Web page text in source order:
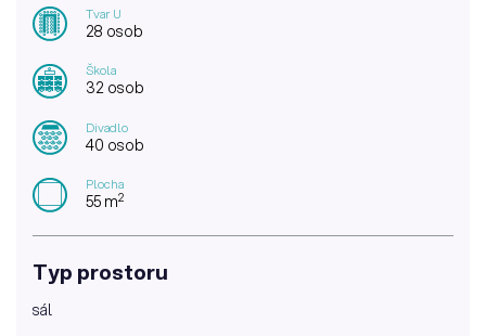
Tvar U
28 osob
Škola
32 osob
Divadlo
40 osob
Plocha
55 m2
Typ prostoru
sál